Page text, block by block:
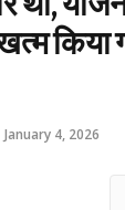
किया
January 4, 2026